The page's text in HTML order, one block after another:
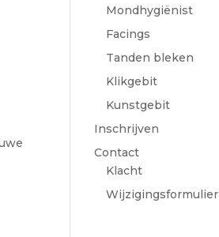
Mondhygiënist
Facings
Tanden bleken
Klikgebit
Kunstgebit
Inschrijven
Contact
Klacht
Wijzigingsformulier